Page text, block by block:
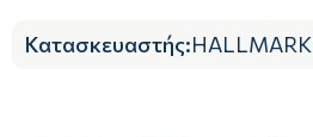
Κατασκευαστής:HALLMARK